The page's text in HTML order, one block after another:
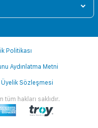
hakları saklıdır.
Politikası
Aydınlatma Metni
Üyelik Sözleşmesi